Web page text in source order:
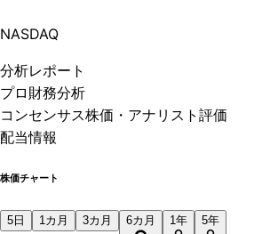
NASDAQ
分析レポート
プロ 財務分析
コンセンサス株価 ・アナリスト評価
配当情報
株価チャート
5日 1カ月 3カ月 6カ月 1年 5年